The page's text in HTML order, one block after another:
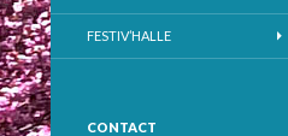
FESTIV’HALLE
CONTACT